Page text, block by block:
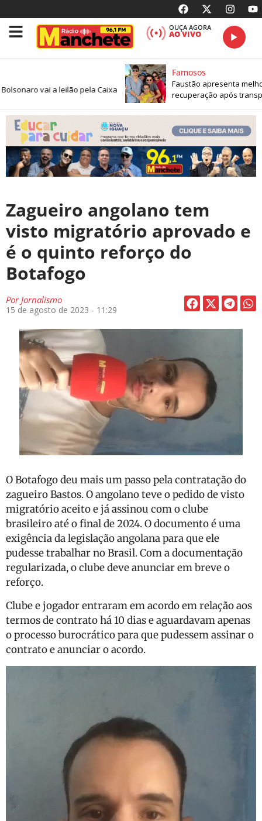
OUÇA AGORA
AO VIVO
vai a leilão pela Caixa
Famosos
Faustão apresenta
recuperação após
Zagueiro angolano tem
visto migratório aprovado e
é o quinto reforço do
Botafogo
PorJornalismo
15 de agosto de 2023 - 11:29
O Botafogo deu mais um passo pela contratação do
zagueiro Bastos. O angolano teve o pedido de visto
migratório aceito e já assinou com o clube
brasileiro até o final de 2024. O documento é uma
exigência da legislação angolana para que ele
pudesse trabalhar no Brasil. Com a documentação
regularizada, o clube deve anunciar em breve o
reforço.
Clube e jogador entraram em acordo em relação aos
termos de contrato há 10 dias e aguardavam apenas
o processo burocrático para que pudessem assinar o
contrato e anunciar o acordo.